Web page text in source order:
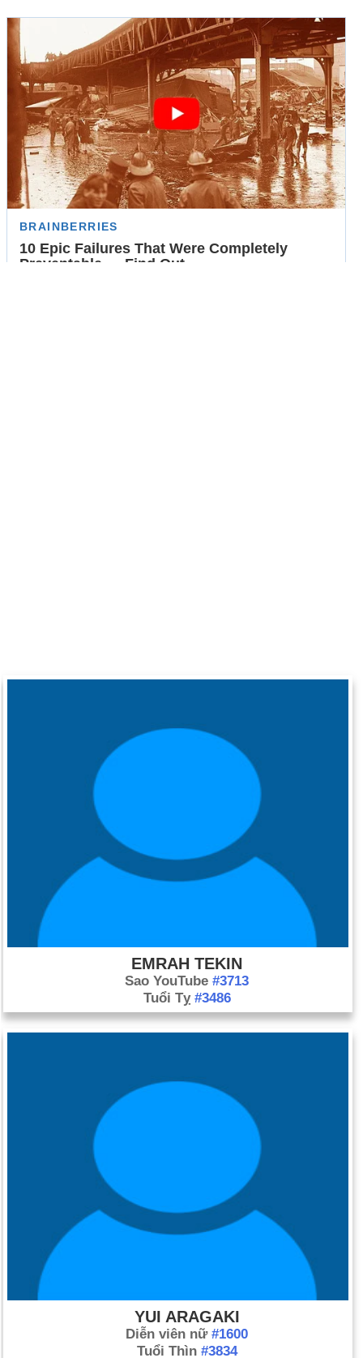
EMRAH TEKIN
Sao YouTube #3713
Tuổi Tỵ #3486
YUI ARAGAKI
Diễn viên nữ #1600
Tuổi Thìn #3834